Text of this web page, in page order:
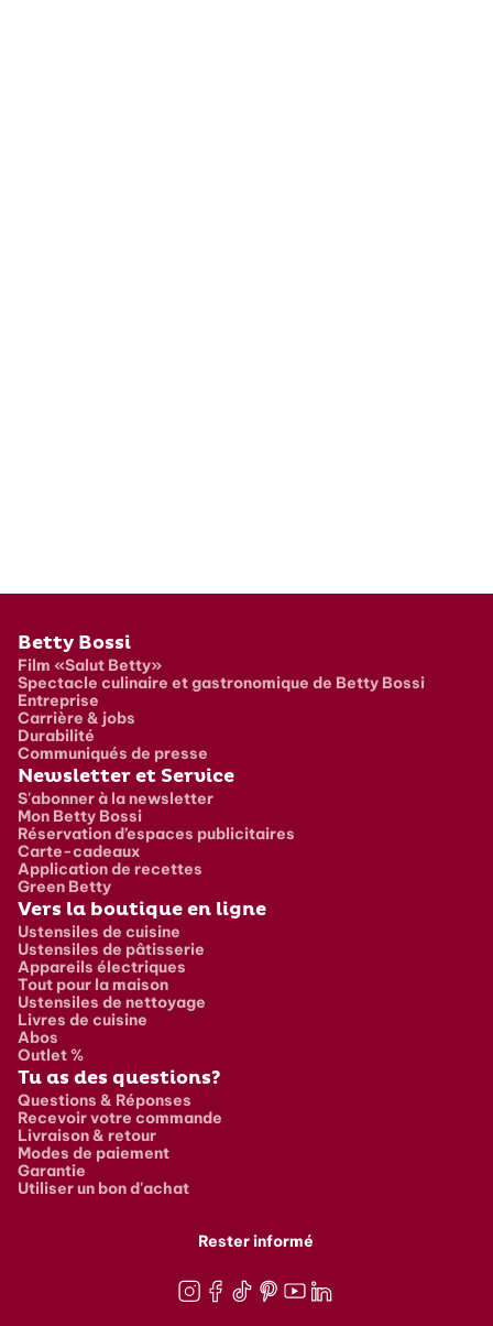
Pied de page
Betty Bossi
Film «Salut Betty»
Spectacle culinaire et gastronomique de Betty Bossi
Entreprise
Carrière & jobs
Durabilité
Communiqués de presse
Newsletter et Service
S'abonner à la newsletter
Mon Betty Bossi
Réservation d’espaces publicitaires
Carte-cadeaux
Application de recettes
Green Betty
Vers la boutique en ligne
Ustensiles de cuisine
Ustensiles de pâtisserie
Appareils électriques
Tout pour la maison
Ustensiles de nettoyage
Livres de cuisine
Abos
Outlet %
Tu as des questions?
Questions & Réponses
Recevoir votre commande
Livraison & retour
Modes de paiement
Garantie
Utiliser un bon d'achat
Rester informé